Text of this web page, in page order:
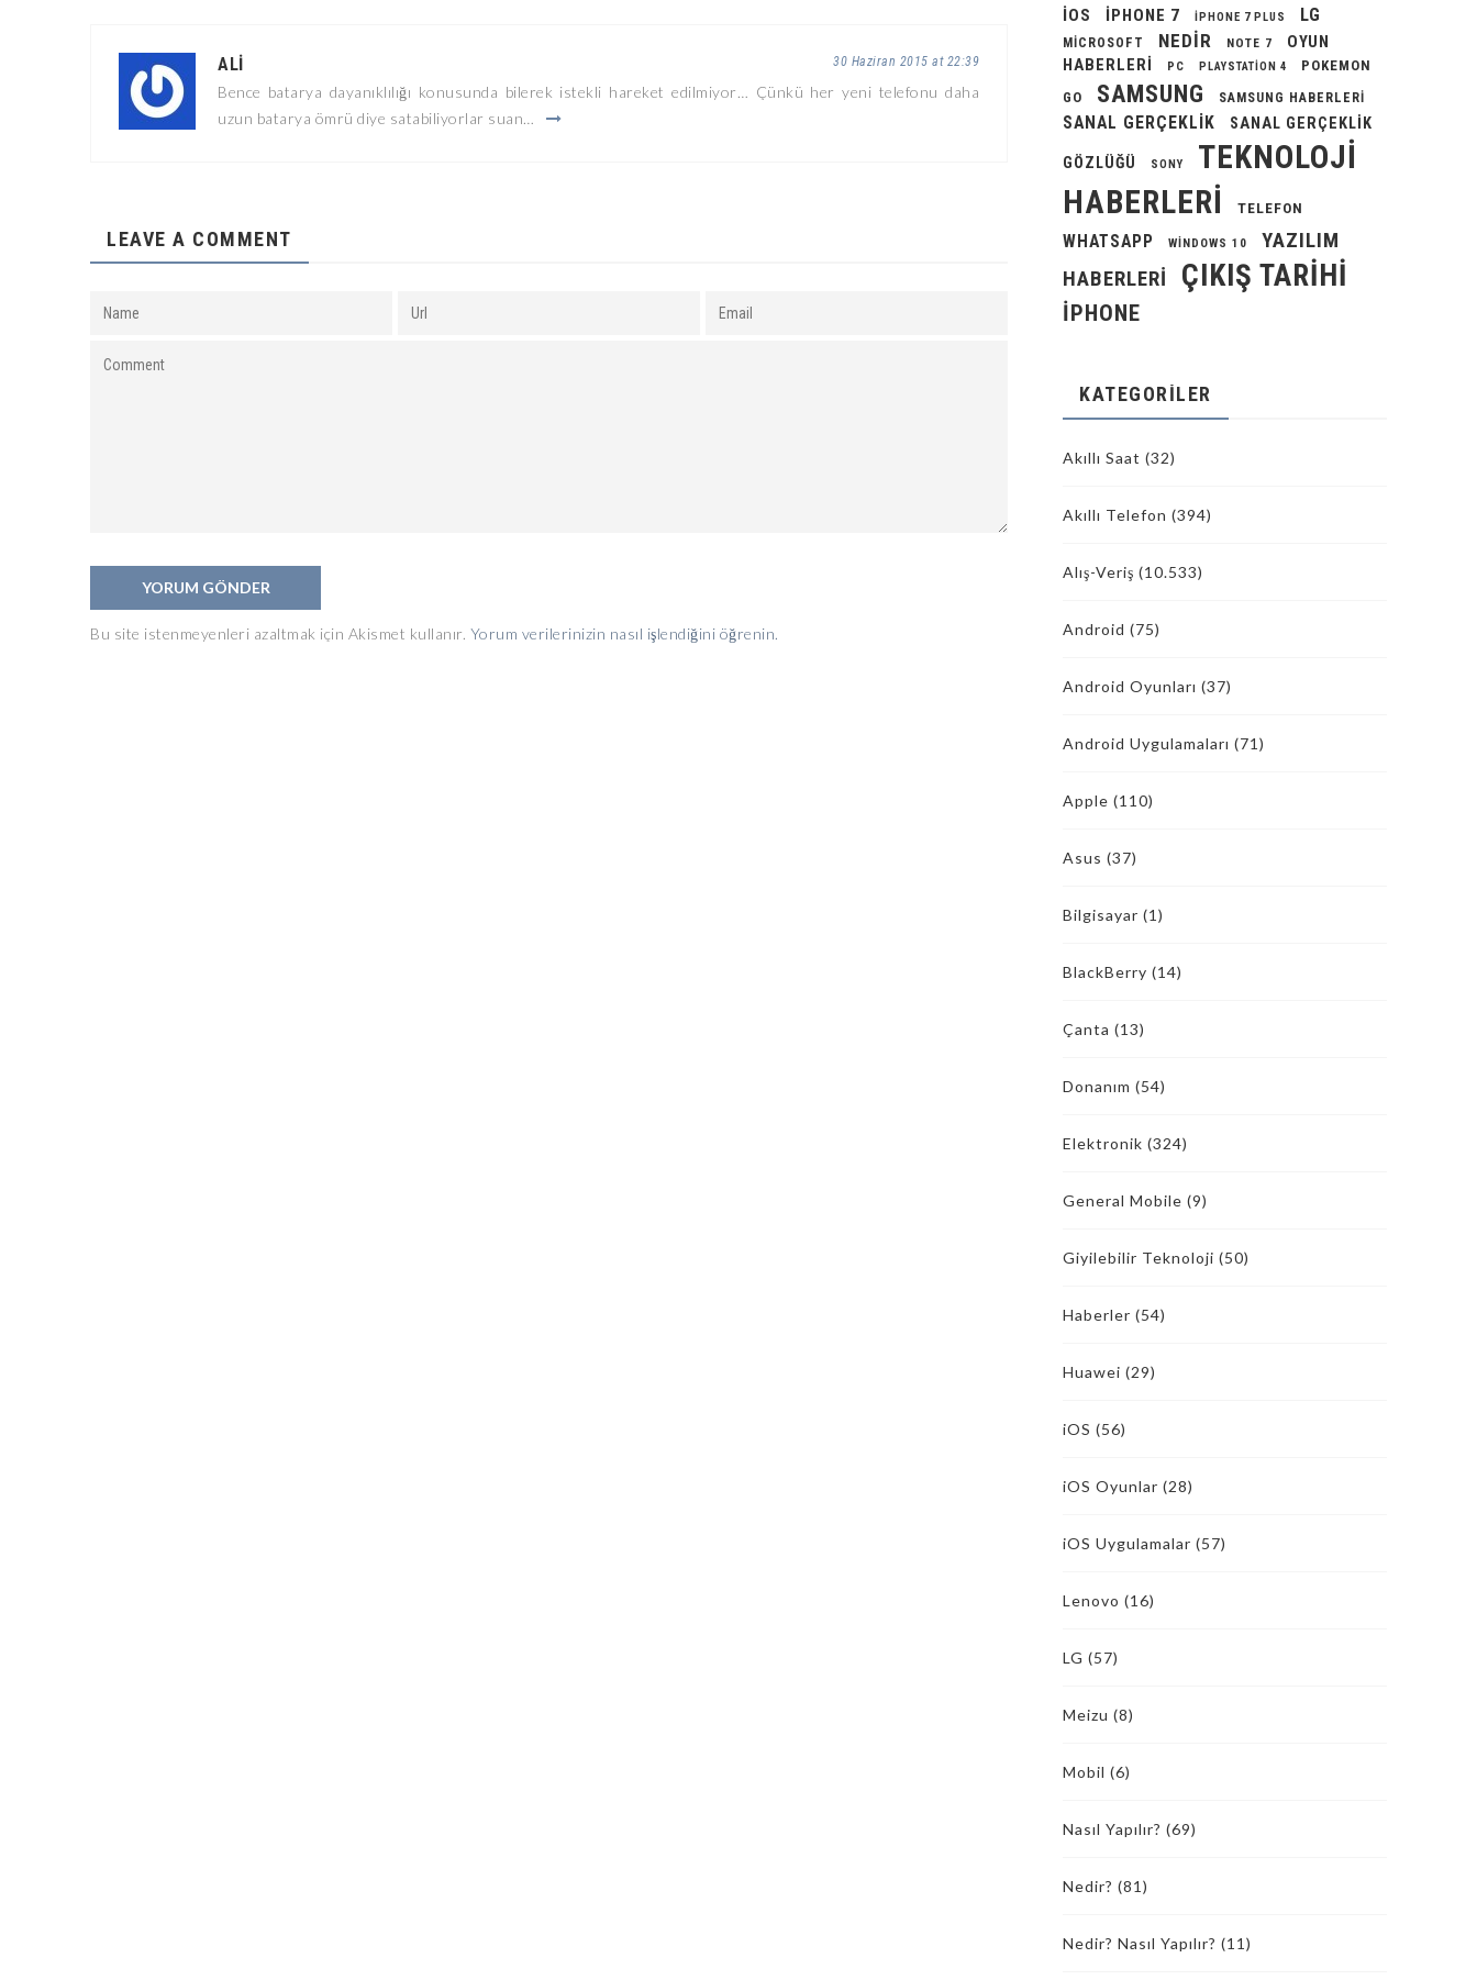
ALI 30 Haziran 2015 at 22:39
Bence batarya dayanıklılığı konusunda bilerek istekli hareket edilmiyor… Çünkü her yeni telefonu daha
uzun batarya ömrü diye satabiliyorlar suan…
LEAVE A COMMENT
Bu site istenmeyenleri azaltmak için Akismet kullanır. Yorum verilerinizin nasıl işlendiğini öğrenin.
IOS IPHONE 7 IPHONE 7 PLUS LG
MICROSOFT NEDIR NOTE 7
OYUN
HABERLERI
PC PLAYSTATION 4
POKEMON
GO
SAMSUNG SAMSUNG HABERLERI
SANAL GERÇEKLIK SANAL GERÇEKLIK
GÖZLÜĞÜ SONY
TEKNOLOJI
HABERLERI
TELEFON
WHATSAPP WINDOWS 10
YAZILIM
HABERLERI
ÇIKIŞ TARIHI
İPHONE
KATEGORILER
Akıllı Saat (32)
Akıllı Telefon (394)
Alış-Veriş (10.533)
Android (75)
Android Oyunları (37)
Android Uygulamaları (71)
Apple (110)
Asus (37)
Bilgisayar (1)
BlackBerry (14)
Çanta (13)
Donanım (54)
Elektronik (324)
General Mobile (9)
Giyilebilir Teknoloji (50)
Haberler (54)
Huawei (29)
iOS (56)
iOS Oyunlar (28)
iOS Uygulamalar (57)
Lenovo (16)
LG (57)
Meizu (8)
Mobil (6)
Nasıl Yapılır? (69)
Nedir? (81)
Nedir? Nasıl Yapılır? (11)